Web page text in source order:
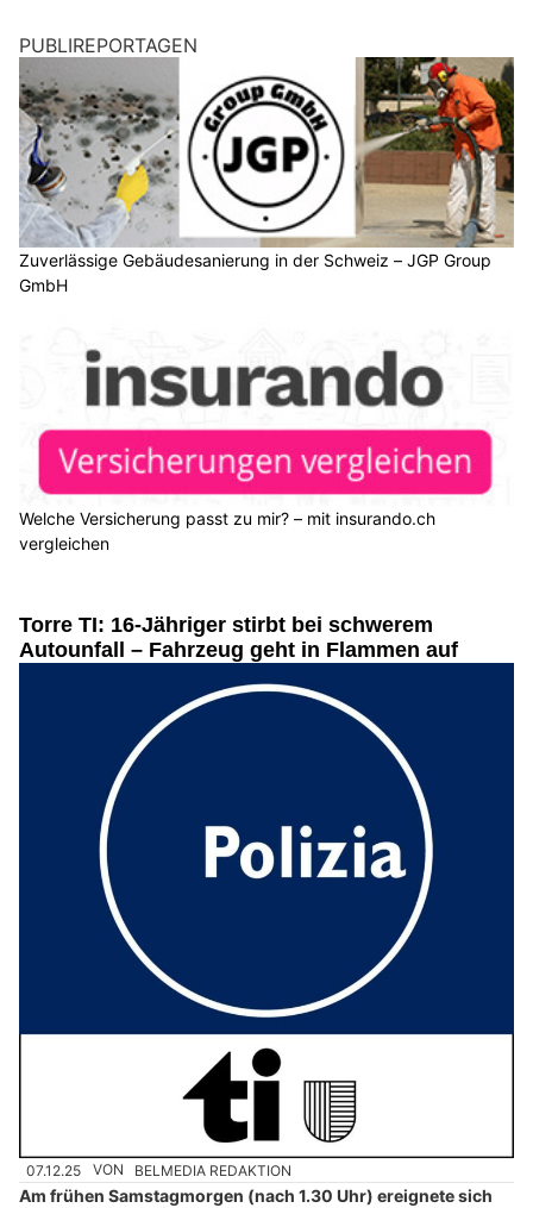
PUBLIREPORTAGEN
Zuverlässige Gebäudesanierung in der Schweiz – JGP Group
GmbH
Welche Versicherung passt zu mir? – mit insurando.ch
vergleichen
Torre TI: 16-Jähriger stirbt bei schwerem
Autounfall – Fahrzeug geht in Flammen auf
07.12.25 VON BELMEDIA REDAKTION
Am frühen Samstagmorgen (nach 1.30 Uhr) ereignete sich